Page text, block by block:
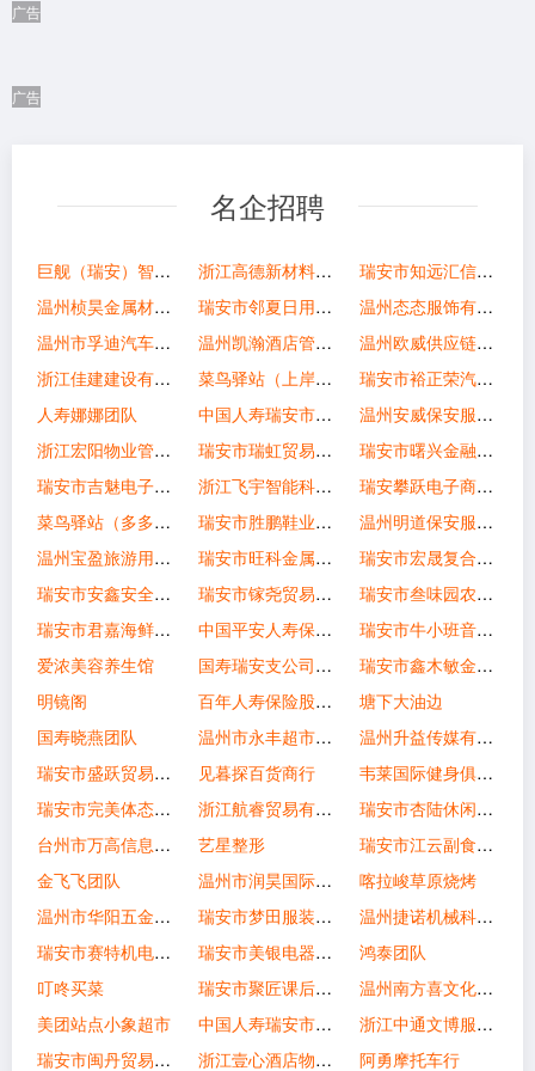
广告
广告
名企招聘
巨舰（瑞安）智能机械有限公司 浙江高德新材料科技有限公司
瑞安市知远汇信息咨询有限公司
温州桢昊金属材料有限公司
瑞安市邻夏日用品店
温州态态服饰有限公司
温州市孚迪汽车配件有限公司
温州凯瀚酒店管理有限公司
温州欧威供应链有限公司
浙江佳建建设有限公司
菜鸟驿站（上岸锦园）
瑞安市裕正荣汽车零部件有限公司
人寿娜娜团队
中国人寿瑞安市支公司（创赢团队）
温州安威保安服务有限公司
浙江宏阳物业管理有限公司
瑞安市瑞虹贸易有限公司
瑞安市曙兴金融有限公司
瑞安市吉魅电子商务商行
浙江飞宇智能科技有限公司
瑞安攀跃电子商务有限公司
菜鸟驿站（多多驿站）
瑞安市胜鹏鞋业有限公司
温州明道保安服务有限公司
温州宝盈旅游用品有限公司
瑞安市旺科金属制品有限公司
瑞安市宏晟复合材料有限公司
瑞安市安鑫安全生产咨询服务中心
瑞安市镓尧贸易有限公司
瑞安市叁味园农业科技有限公司
瑞安市君嘉海鲜酒店
中国平安人寿保险股份有限公司温州中心支公司
瑞安市牛小班音乐培训有限公司
爱浓美容养生馆
国寿瑞安支公司瑞华售后服务部
瑞安市鑫木敏金属制品厂
明镜阁
百年人寿保险股份有限公司瑞安支公司
塘下大油边
国寿晓燕团队
温州市永丰超市有限公司瑞安分店
温州升益传媒有限公司
瑞安市盛跃贸易有限公司
见暮探百货商行
韦莱国际健身俱乐部
瑞安市完美体态健身管理有限公司
浙江航睿贸易有限公司
瑞安市杏陆休闲食品商行
台州市万高信息技术服务有限公司
艺星整形
瑞安市江云副食品经营部
金飞飞团队
温州市润昊国际供应链有限公司
喀拉峻草原烧烤
温州市华阳五金有限公司
瑞安市梦田服装商行
温州捷诺机械科技有限公司
瑞安市赛特机电有限公司
瑞安市美银电器有限公司
鸿泰团队
叮咚买菜
瑞安市聚匠课后托管有限公司
温州南方喜文化创意有限公司
美团站点小象超市
中国人寿瑞安市支公司（创优）
浙江中通文博服务有限公司瑞安分公司
瑞安市闽丹贸易有限公司
浙江壹心酒店物业服务有限公司 阿勇摩托车行